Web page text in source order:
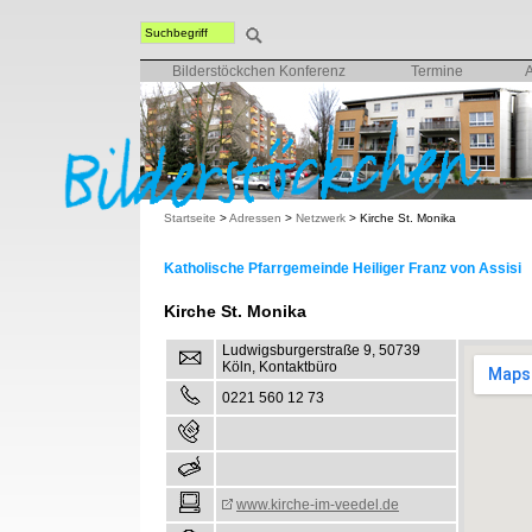
Bilderstöckchen Konferenz Termine
Startseite >Adressen > Netzwerk > Kirche St. Monika
Katholische Pfarrgemeinde Heiliger Franz von Assisi
Kirche St. Monika
Ludwigsburgerstraße 9, 50739
Köln, Kontaktbüro
0221 560 12 73
www.kirche-im-veedel.de